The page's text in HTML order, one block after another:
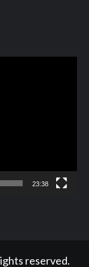
23:38
reserved.